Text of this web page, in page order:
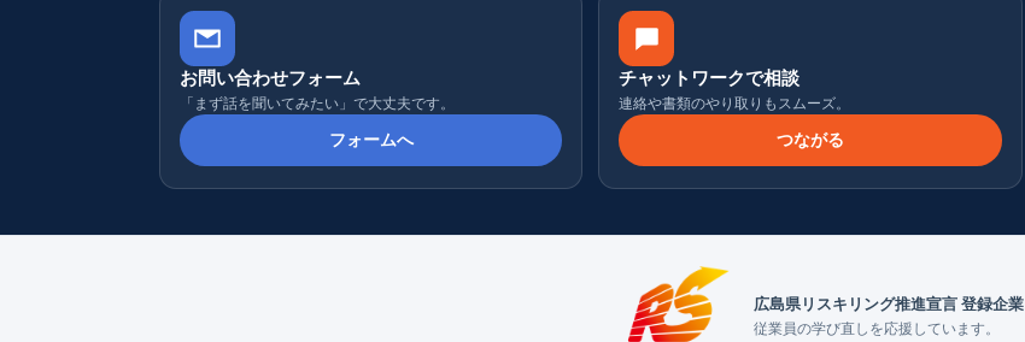
お問い合わせフォーム
「まず話を聞いてみたい」で大丈夫です。
フォームへ
チャットワークで相談
連絡や書類のやり取りもスムーズ。
つながる
広島県リスキリング推進宣言 登録企業
従業員の学び直しを応援しています。